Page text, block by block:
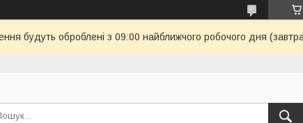
будуть оброблені з 09:00 найближчого робочого дня